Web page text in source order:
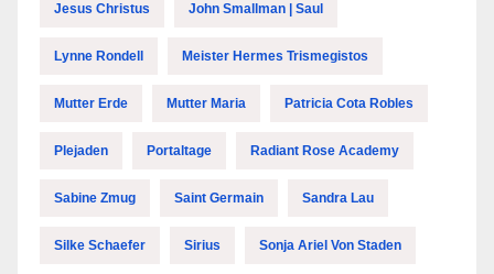
Jesus Christus John Smallman | Saul
Lynne Rondell Meister Hermes Trismegistos
Mutter Erde Mutter Maria Patricia Cota Robles
Plejaden Portaltage Radiant Rose Academy
Sabine Zmug Saint Germain Sandra Lau
Silke Schaefer Sirius Sonja Ariel Von Staden